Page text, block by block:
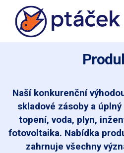
Naší konkurenční
skladové zásoby a
topení, voda, plyn,
fotovoltaika. Nabídka
zahrnuje všechny